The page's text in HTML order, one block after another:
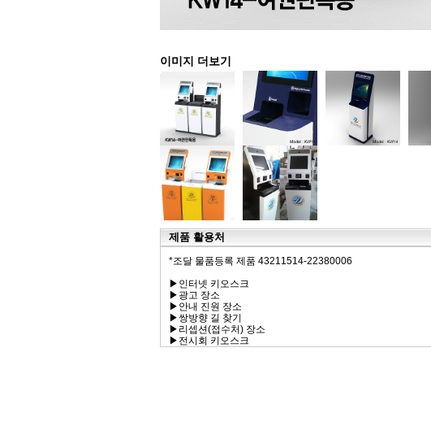
이미지 더보기
제품 활용처
*조달 물품등록 제품 43211514-22380006
▶인터넷 키오스크
▶광고 장소
▶안내 진원 장소
▶쌍방향 길 찾기
▶리셉션(접수처) 장소
▶전시회 키오스크